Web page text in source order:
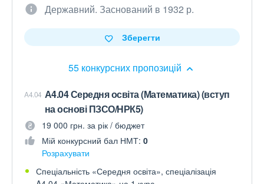
Державний. Заснований в 1932 р.
55 конкурсних пропозицій
Зберегти
A4.04 А4.04 Середня освіта (Математика) (вступ
на основі ПЗСО/НРК5)
19 000 грн. за рік / бюджет
Мій конкурсний бал НМТ: 0
Розрахувати
Спеціальність «Середня освіта», спеціалізація